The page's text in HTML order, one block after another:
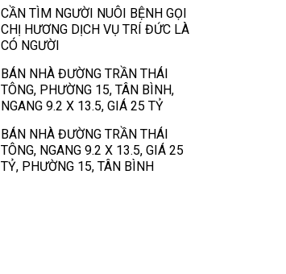
CẦN TÌM NGƯỜI NUÔI BỆNH GỌI
CHỊ HƯƠNG DỊCH VỤ TRÍ ĐỨC LÀ
CÓ NGƯỜI
BÁN NHÀ ĐƯỜNG TRẦN THÁI
TÔNG, PHƯỜNG 15, TÂN BÌNH,
NGANG 9.2 X 13.5, GIÁ 25 TỶ
BÁN NHÀ ĐƯỜNG TRẦN THÁI
TÔNG, NGANG 9.2 X 13.5, GIÁ 25
TỶ, PHƯỜNG 15, TÂN BÌNH